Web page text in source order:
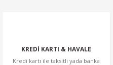
KREDİ KARTI & HAVALE
Kredi kartı ile taksitli yada banka